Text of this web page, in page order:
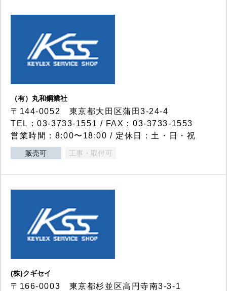
（有）丸和鋼業社
〒144-0052 東京都大田区蒲田3-24-4
TEL：03-3733-1551 / FAX：03-3733-1553
営業時間：8:00〜18:00 / 定休日：土・日・祝
販売可 工事・取付可
(株)クギセイ
〒166-0003 東京都杉並区高円寺南3-3-1